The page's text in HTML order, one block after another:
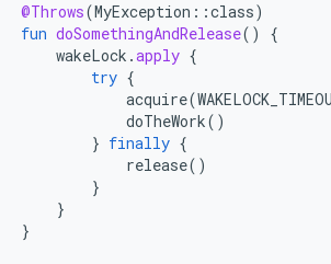
@Throws(MyException ::class)
fun doSomethingAndRelease()
{
wakeLock .apply {
try {
acquire(
doTheWork()
} finally {
release()
}
}
}